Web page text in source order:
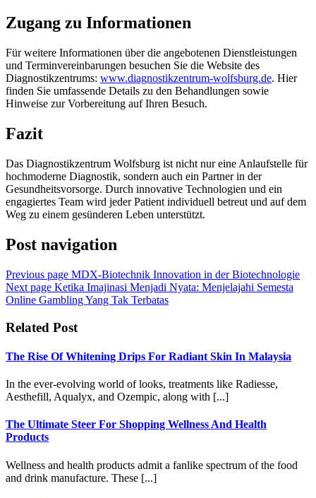
Zugang zu Informationen
Für weitere Informationen über die angebotenen Dienstleistungen
und Terminvereinbarungen besuchen Sie die Website des
Diagnostikzentrums: www.diagnostikzentrum-wolfsburg.de. Hier
finden Sie umfassende Details zu den Behandlungen sowie
Hinweise zur Vorbereitung auf Ihren Besuch.
Fazit
Das Diagnostikzentrum Wolfsburg ist nicht nur eine Anlaufstelle für
hochmoderne Diagnostik, sondern auch ein Partner in der
Gesundheitsvorsorge. Durch innovative Technologien und ein
engagiertes Team wird jeder Patient individuell betreut und auf dem
Weg zu einem gesünderen Leben unterstützt.
Post navigation
Previous page MDX-Biotechnik Innovation in der Biotechnologie
Next page Ketika Imajinasi Menjadi Nyata: Menjelajahi Semesta
Online Gambling Yang Tak Terbatas
Related Post
The Rise Of Whitening Drips For Radiant Skin In Malaysia
In the ever-evolving world of looks, treatments like Radiesse,
Aesthefill, Aqualyx, and Ozempic, along with [...]
The Ultimate Steer For Shopping Wellness And Health
Products
Wellness and health products admit a fanlike spectrum of the food
and drink manufacture. These [...]